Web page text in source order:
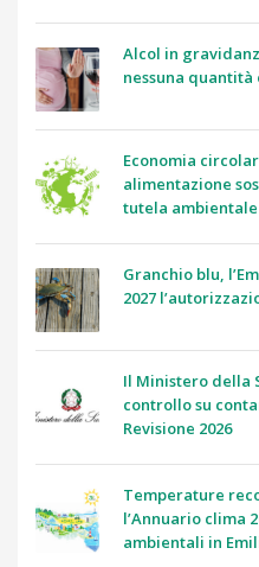
Alcol in
nessuna
Economia
alimentazione
tutela ambientale
Granchio blu,
2027
Il Ministero della
controllo su
Revisione 2026
Temperature
l’Annuario clima
ambientali in